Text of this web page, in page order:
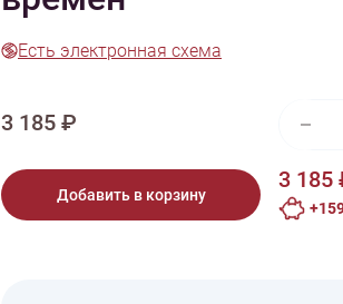
Шарф
Есть электронная схема
3 185 ₽
Добавить в корзину
3 185